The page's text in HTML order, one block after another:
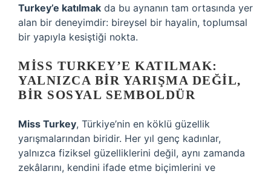
Turkey’e katılmak da bu aynanın tam ortasında yer
alan bir deneyimdir: bireysel bir hayalin, toplumsal
bir yapıyla kesiştiği nokta.
MISS TURKEY’E KATILMAK:
YALNIZCA BIR YARIŞMA DEĞIL,
BIR SOSYAL SEMBOLDÜR
Miss Turkey, Türkiye’nin en köklü güzellik
yarışmalarından biridir. Her yıl genç kadınlar,
yalnızca fiziksel güzelliklerini değil, aynı zamanda
zekâlarını, kendini ifade etme biçimlerini ve